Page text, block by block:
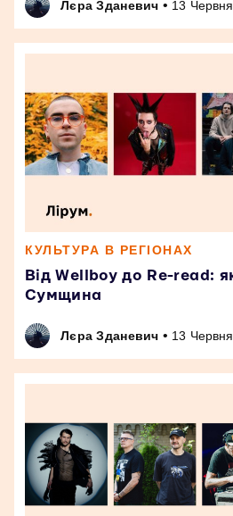
Лєра Зданевич • 13
КУЛЬТУРА В РЕГІОНАХ
Від Wellboy до Re-read:
Сумщина
Лєра Зданевич • 13